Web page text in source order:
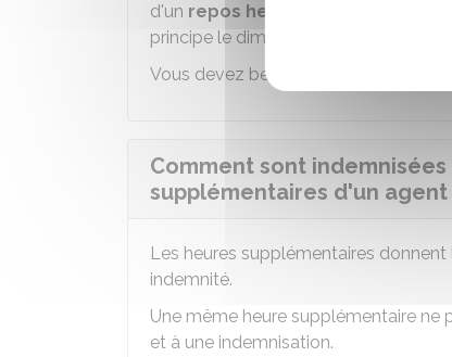
d'un repos hebdomadaire d'au
principe le dimanche.
Vous devez bénéficier d'une pause
Comment sont
supplémentaires d'un agent
Les heures supplémentaires
indemnité.
Une même heure supplémentaire ne
et à une indemnisation.